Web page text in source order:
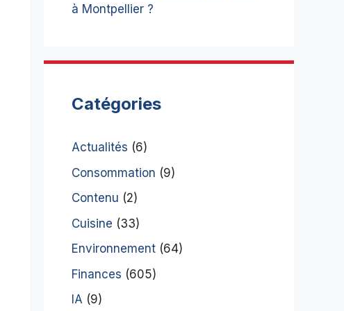
à Montpellier ?
Catégories
Actualités (6)
Consommation (9)
Contenu (2)
Cuisine (33)
Environnement (64)
Finances (605)
IA (9)